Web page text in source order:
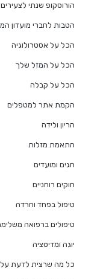
הורוסקופ שנתי לצעירים
הטבות לחברי מועדון
הכל על אסטרולוגיה
הכל על המזל שלך
הכל על קבלה
הקמת אתר למטפלים
הריון ולידה
התאמת מזלות
חגים ומועדים
חוקים רוחניים
טיפול בפחד וחרדה
טיפולים ברפואה
יוגה ומדיטציה
כל מה שרצית לדעת